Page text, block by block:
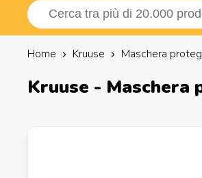
Home Kruuse Maschera
Kruuse - Maschera